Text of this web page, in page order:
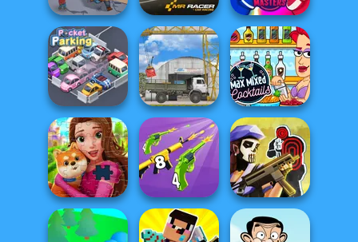
Match Masters
Mr. Racer
Last Day On Earth
Survival
Max Mixed
Cocktails
The Cargo
Pocket Parking